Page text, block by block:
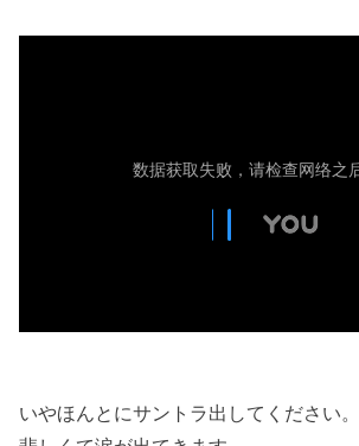
いやほんとにサントラ出してください。